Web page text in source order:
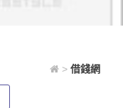
> 借錢網